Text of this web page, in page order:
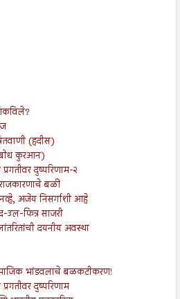
(हदीस)
कुरआन)
दुष्परिणाम-२
बळी
अजेय निसर्गाशी आहे
उल-फित्र साजरी
दयनीय अवस्था
भांडवलाचे बळकटीकरण!
दुष्परिणाम